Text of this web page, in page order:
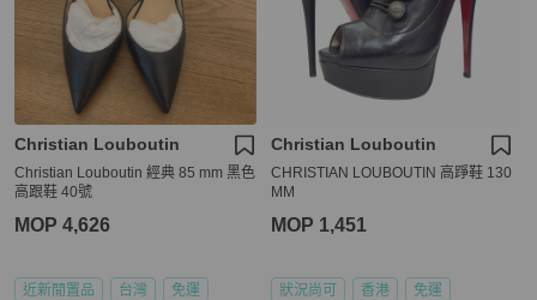
Christian Louboutin
Christian Louboutin 經典 85 mm 黑色
高跟鞋 40號
MOP 4,626
近新閒置品 台灣 免運
Christian Louboutin
CHRISTIAN LOUBOUTIN 高踭鞋 130
MM
MOP 1,451
狀況尚可 香港 免運